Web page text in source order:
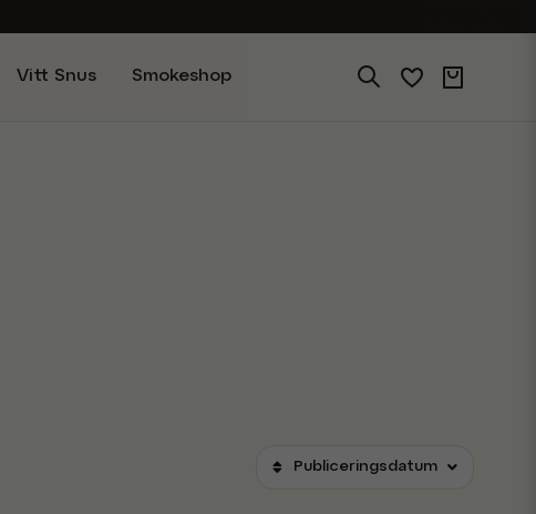
Vitt Snus Smokeshop
Publiceringsdatum